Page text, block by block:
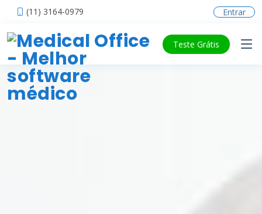
(11) 3164-0979 Entrar
Teste Grátis